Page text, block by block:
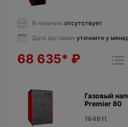
В наличии: отсутствует
Дата доставки: уточните у
68 635* ₽
Газовый
Premier 80
164811